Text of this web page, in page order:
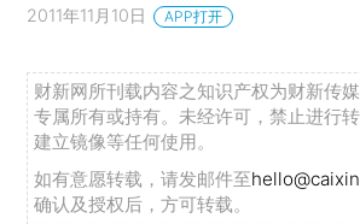
2011年11月10日 APP打开
财新网所刊载内容之知识产权为财新传
专属所有或持有。未经许可，禁止进行
建立镜像等任何使用。
如有意愿转载，请发邮件至
确认及授权后，方可转载。